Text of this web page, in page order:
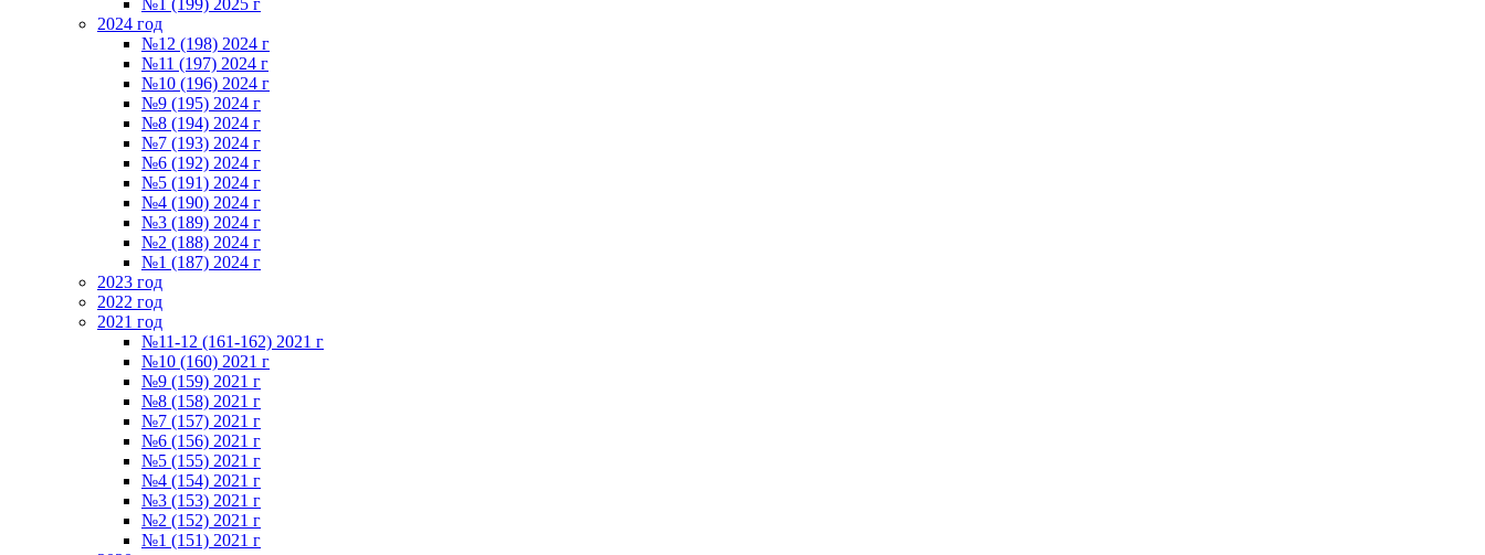
2024 год
№12 (198) 2024 г
№11 (197) 2024 г
№10 (196) 2024 г
№9 (195) 2024 г
№8 (194) 2024 г
№7 (193) 2024 г
№6 (192) 2024 г
№5 (191) 2024 г
№4 (190) 2024 г
№3 (189) 2024 г
№2 (188) 2024 г
№1 (187) 2024 г
2023 год
2022 год
2021 год
№11-12 (161-162) 2021 г
№10 (160) 2021 г
№9 (159) 2021 г
№8 (158) 2021 г
№7 (157) 2021 г
№6 (156) 2021 г
№5 (155) 2021 г
№4 (154) 2021 г
№3 (153) 2021 г
№2 (152) 2021 г
№1 (151) 2021 г